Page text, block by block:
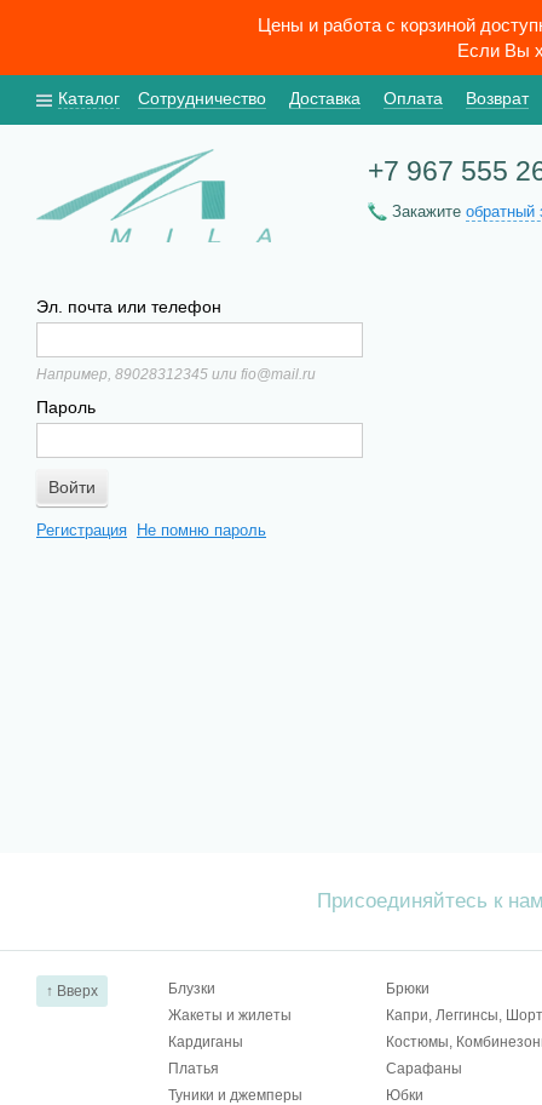
Цены и работа с корзиной
Если Вы
Каталог Сотрудничество Доставка Оплата Возврат
+7 967 555
Закажите обратный
Эл. почта или телефон
Например, 89028312345 или fio@mail.ru
Пароль
Регистрация Не помню пароль
Присоединяйтесь к
↑ Вверх Блузки
Брюки
Жакеты и жилеты
Капри, Леггинсы,
Кардиганы
Костюмы,
Платья
Сарафаны
Туники и джемперы
Юбки